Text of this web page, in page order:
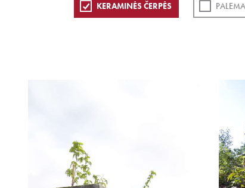
KERAMINĖS ČERPĖS